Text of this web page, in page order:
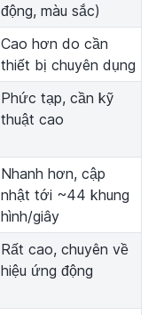
động, màu sắc)
Cao hơn do cần
thiết bị chuyên dụng
Phức tạp, cần kỹ
thuật cao
Nhanh hơn, cập
nhật tới ~44 khung
hình/giây
Rất cao, chuyên về
hiệu ứng động